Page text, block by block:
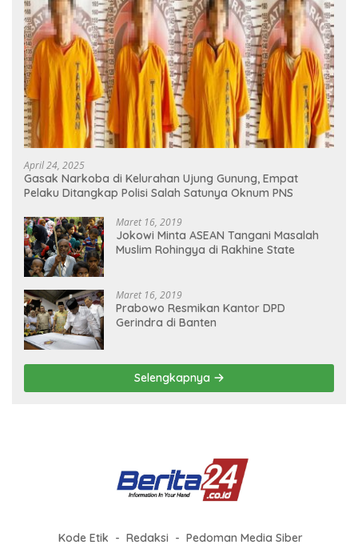
April 24, 2025
Gasak Narkoba di Kelurahan Ujung Gunung, Empat
Pelaku Ditangkap Polisi Salah Satunya Oknum PNS
Maret 16, 2019
Jokowi Minta ASEAN Tangani Masalah
Muslim Rohingya di Rakhine State
Maret 16, 2019
Prabowo Resmikan Kantor DPD
Gerindra di Banten
Selengkapnya
Kode Etik Redaksi Pedoman Media Siber